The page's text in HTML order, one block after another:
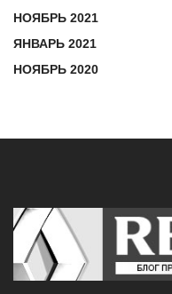
НОЯБРЬ 2021
ЯНВАРЬ 2021
НОЯБРЬ 2020